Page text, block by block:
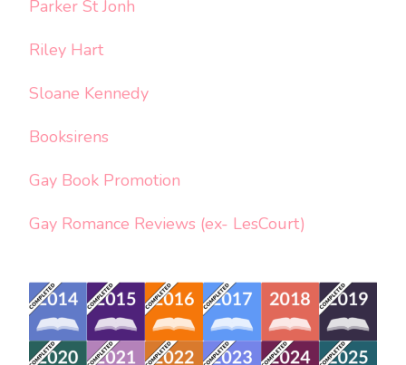
Parker St Jonh
Riley Hart
Sloane Kennedy
Booksirens
Gay Book Promotion
Gay Romance Reviews (ex- LesCourt)